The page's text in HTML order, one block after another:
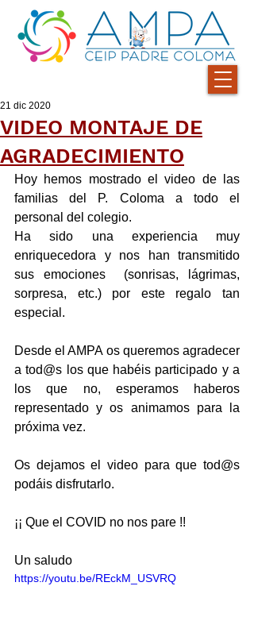
VIDEO MONTAJE DE
AGRADECIMIENTO
21 dic 2020
Hoy hemos mostrado el video de las
familias del P. Coloma a todo el
personal del colegio.
Ha sido una experiencia muy
enriquecedora y nos han transmitido
sus emociones  (sonrisas, lágrimas,
sorpresa, etc.) por este regalo tan
especial.
Desde el AMPA os queremos agradecer
a tod@s los que habéis participado y a
los que no, esperamos haberos
representado y os animamos para la
próxima vez.
Os dejamos el video para que tod@s
podáis disfrutarlo.
¡¡ Que el COVID no nos pare !!
Un saludo
https://youtu.be/REckM_USVRQ